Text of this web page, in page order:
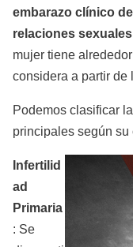
embarazo clínico
relaciones
mujer tiene
considera a partir de
Podemos clasificar
principales según su
Infertilid
ad
Primaria
: Se